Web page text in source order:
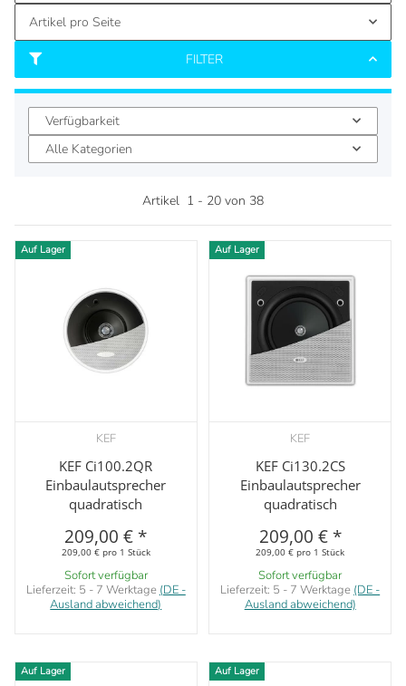
FILTER
Artikel pro Seite
Verfügbarkeit
Alle Kategorien
Artikel 1 - 20 von 38
Auf Lager
KEF
KEF Ci100.2QR
Einbaulautsprecher
quadratisch
209,00 € *
209,00 € pro 1 Stück
Sofort verfügbar
Lieferzeit: 5 - 7 Werktage (DE -
Ausland abweichend)
Auf Lager
KEF
KEF Ci130.2CS
Einbaulautsprecher
quadratisch
209,00 € *
209,00 € pro 1 Stück
Sofort verfügbar
Lieferzeit: 5 - 7 Werktage (DE -
Ausland abweichend)
Auf Lager Auf Lager